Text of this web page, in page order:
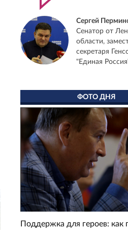
Сергей
Сенатор от
области,
секретаря
"Единая
ФОТО ДНЯ
Поддержка для героев: как